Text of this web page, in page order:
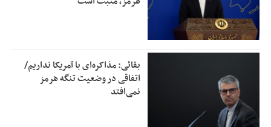
بقائی: مذاکره‌ای با آمریکا نداریم/
اتفاقی در وضعیت تنگه هرمز
نمی‌افتد